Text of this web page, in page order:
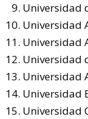
Universidad
Universidad
Universidad
Universidad
Universidad
Universidad
Universidad